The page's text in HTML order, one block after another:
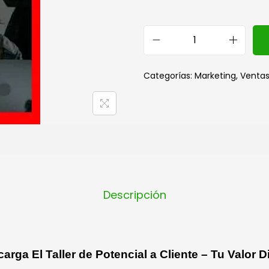
Categorías: Marketing, Ventas
Descripción
El Taller de Potencial a Cliente – Tu Valor